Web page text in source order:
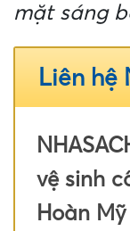
mặt sáng
Liên hệ
vệ sinh
Hoàn Mỹ